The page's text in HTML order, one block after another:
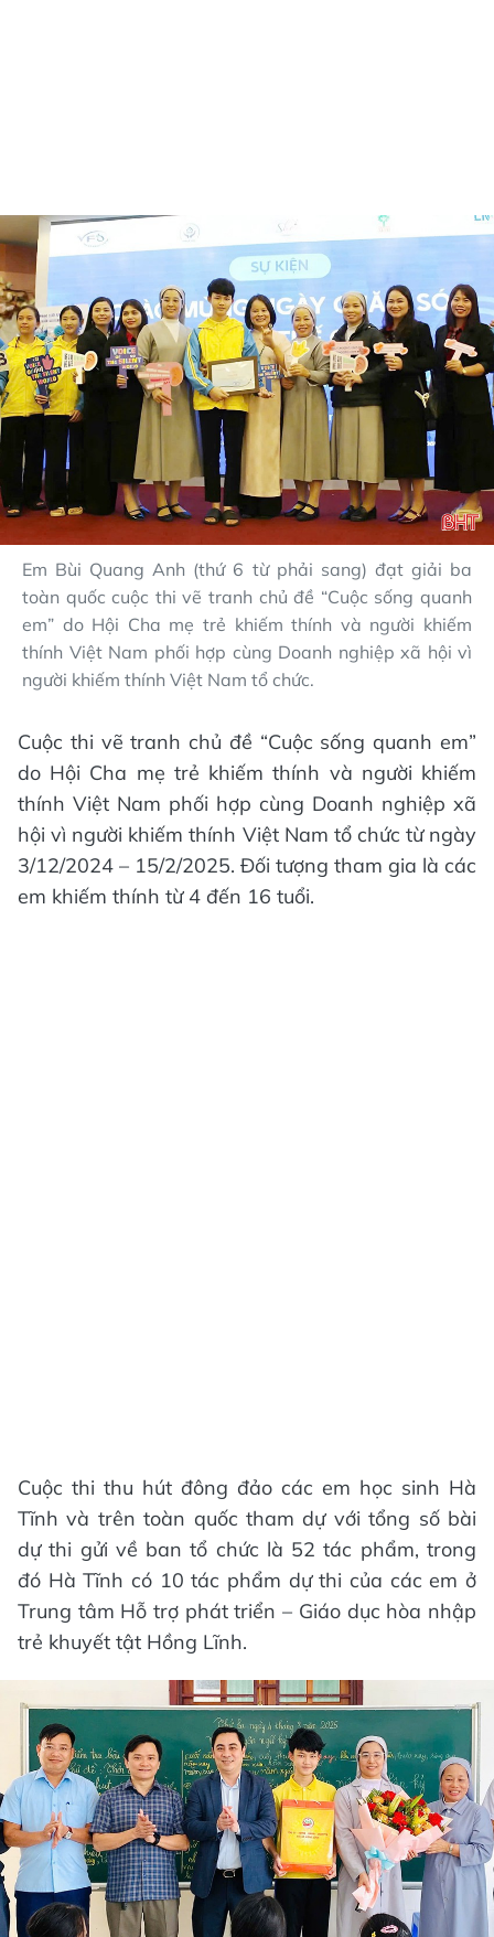
Em Bùi Quang Anh (thứ 6 từ phải sang) đạt giải ba
toàn quốc cuộc thi vẽ tranh chủ đề “Cuộc sống quanh
em” do Hội Cha mẹ trẻ khiếm thính và người khiếm
thính Việt Nam phối hợp cùng Doanh nghiệp xã hội vì
người khiếm thính Việt Nam tổ chức.
Cuộc thi vẽ tranh chủ đề “Cuộc sống quanh em”
do Hội Cha mẹ trẻ khiếm thính và người khiếm
thính Việt Nam phối hợp cùng Doanh nghiệp xã
hội vì người khiếm thính Việt Nam tổ chức từ ngày
3/12/2024 – 15/2/2025. Đối tượng tham gia là các
em khiếm thính từ 4 đến 16 tuổi.
Cuộc thi thu hút đông đảo các em học sinh Hà
Tĩnh và trên toàn quốc tham dự với tổng số bài
dự thi gửi về ban tổ chức là 52 tác phẩm, trong
đó Hà Tĩnh có 10 tác phẩm dự thi của các em ở
Trung tâm Hỗ trợ phát triển – Giáo dục hòa nhập
trẻ khuyết tật Hồng Lĩnh.